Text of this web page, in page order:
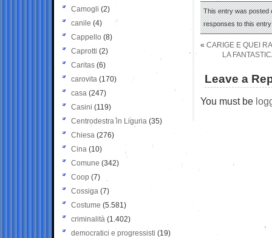
This entry was posted
responses to this
« CARIGE E QUEI
LA
Leave a
You must be
Camogli (2)
canile (4)
Cappello (8)
Caprotti (2)
Caritas (6)
carovita (170)
casa (247)
Casini (119)
Centrodestra in Liguria (35)
Chiesa (276)
Cina (10)
Comune (342)
Coop (7)
Cossiga (7)
Costume (5.581)
criminalità (1.402)
democratici e progressisti (19)